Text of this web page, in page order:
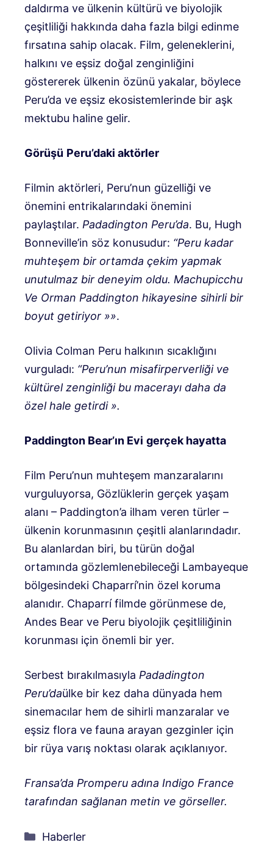
daldırma ve ülkenin kültürü ve biyolojik
çeşitliliği hakkında daha fazla bilgi edinme
fırsatına sahip olacak. Film, geleneklerini,
halkını ve eşsiz doğal zenginliğini
göstererek ülkenin özünü yakalar, böylece
Peru’da ve eşsiz ekosistemlerinde bir aşk
mektubu haline gelir.
Görüşü Peru’daki aktörler
Filmin aktörleri, Peru’nun güzelliği ve
önemini entrikalarındaki önemini
paylaştılar. Padadington Peru’da. Bu, Hugh
Bonneville’in söz konusudur: “Peru kadar
muhteşem bir ortamda çekim yapmak
unutulmaz bir deneyim oldu. Machupicchu
Ve Orman Paddington hikayesine sihirli bir
boyut getiriyor »».
Olivia Colman Peru halkının sıcaklığını
vurguladı: “Peru’nun misafirperverliği ve
kültürel zenginliği bu macerayı daha da
özel hale getirdi ».
Paddington Bear’ın Evi gerçek hayatta
Film Peru’nun muhteşem manzaralarını
vurguluyorsa, Gözlüklerin gerçek yaşam
alanı – Paddington’a ilham veren türler –
ülkenin korunmasının çeşitli alanlarındadır.
Bu alanlardan biri, bu türün doğal
ortamında gözlemlenebileceği Lambayeque
bölgesindeki Chaparrí’nin özel koruma
alanıdır. Chaparrí filmde görünmese de,
Andes Bear ve Peru biyolojik çeşitliliğinin
korunması için önemli bir yer.
Serbest bırakılmasıyla Padadington
Peru’daülke bir kez daha dünyada hem
sinemacılar hem de sihirli manzaralar ve
eşsiz flora ve fauna arayan gezginler için
bir rüya varış noktası olarak açıklanıyor.
Fransa’da Promperu adına Indigo France
tarafından sağlanan metin ve görseller.
Kategoriler
Haberler